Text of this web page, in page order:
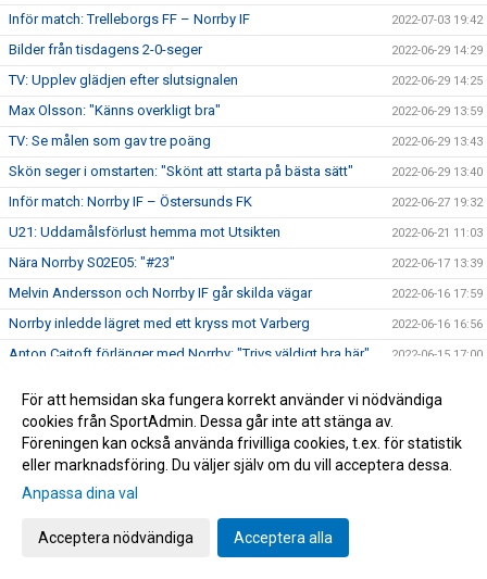
Inför match: Trelleborgs FF – Norrby IF 2022-07-03 19:42
Bilder från tisdagens 2-0-seger 2022-06-29 14:29
TV: Upplev glädjen efter slutsignalen 2022-06-29 14:25
Max Olsson: "Känns overkligt bra" 2022-06-29 13:59
TV: Se målen som gav tre poäng 2022-06-29 13:43
Skön seger i omstarten: "Skönt att starta på bästa sätt" 2022-06-29 13:40
Inför match: Norrby IF – Östersunds FK 2022-06-27 19:32
U21: Uddamålsförlust hemma mot Utsikten 2022-06-21 11:03
Nära Norrby S02E05: "#23" 2022-06-17 13:39
Melvin Andersson och Norrby IF går skilda vägar 2022-06-16 17:59
Norrby inledde lägret med ett kryss mot Varberg 2022-06-16 16:56
Anton Cajtoft förlänger med Norrby: "Trivs väldigt bra här" 2022-06-15 17:00
Inga poäng när Norrby avslutade vårsäsongen
TV: Max Olsson om att äntligen vara tillbaka i truppen 2022-05-27 17:44
Inför match: IK Brage – Norrby IF
Norrby IF och Abbas Mohamad går skilda vägar
U21: Tung kväll på Borås Arena
För att hemsidan ska fungera korrekt använder vi nödvändiga
cookies från SportAdmin. Dessa går inte att stänga av.
Föreningen kan också använda frivilliga cookies, t.ex. för statistik
eller marknadsföring. Du väljer själv om du vill acceptera dessa.
Anpassa dina val
Acceptera nödvändiga Acceptera alla